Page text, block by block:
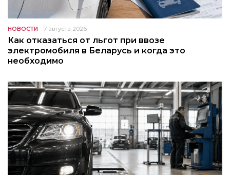
НОВОСТИ 7 августа 2026
Как отказаться от льгот при ввозе
электромобиля в Беларусь и когда это
необходимо